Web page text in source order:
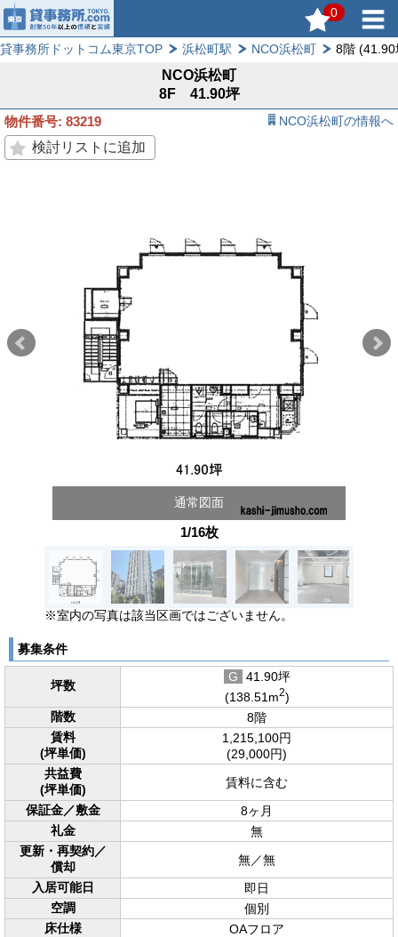
0
貸事務所ドットコム東京TOP 浜松町駅 NCO浜松町 8階 (41.90
NCO浜松町
8F 41.90坪
物件番号: 83219
NCO浜松町の情報へ
検討リストに追加
通常図面
1/16枚
※室内の写真は該当区画ではございません。
募集条件
坪数
G
41.90坪
(138.51m2)
階数
8階
賃料
(坪単価)
1,215,100円
(29,000円)
共益費
(坪単価)
賃料に含む
保証金／敷金
8ヶ月
礼金
無
更新・再契約／
償却
無／無
入居可能日
即日
空調
個別
床仕様
OAフロア